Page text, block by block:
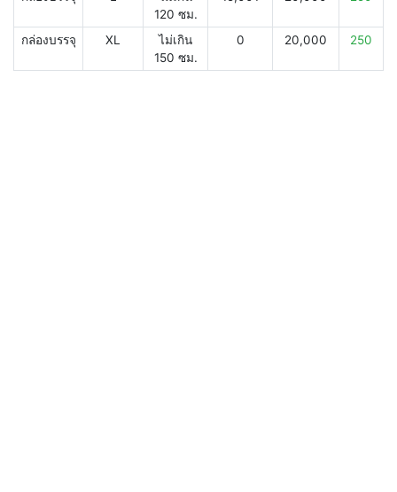
120 ซม.
กล่องบรรจุ XL
ไม่เกิน
150 ซม.
0 20,000 250